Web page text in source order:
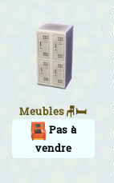
Meubles🪑🛏
Pas à
vendre